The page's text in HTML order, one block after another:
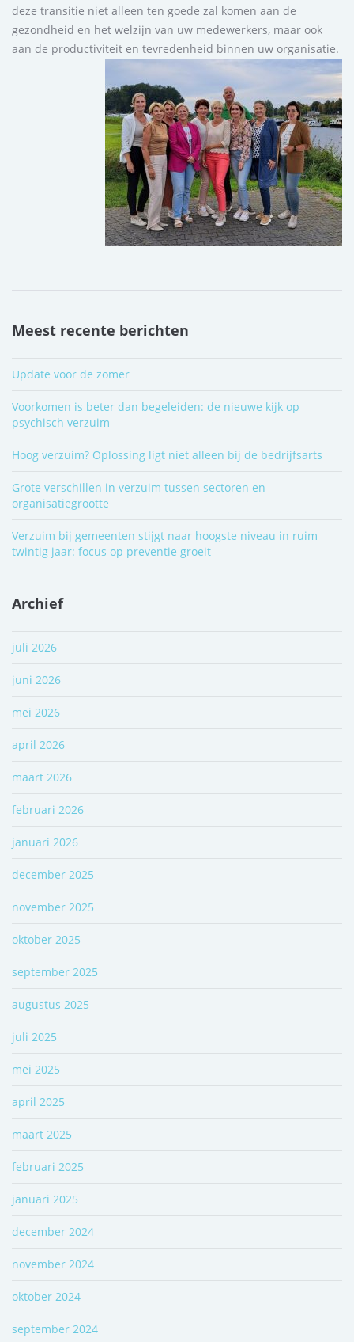
deze transitie niet alleen ten goede zal komen aan de
gezondheid en het welzijn van uw medewerkers, maar ook
aan de productiviteit en tevredenheid binnen uw organisatie.
Meest recente berichten
Update voor de zomer
Voorkomen is beter dan begeleiden: de nieuwe kijk op
psychisch verzuim
Hoog verzuim? Oplossing ligt niet alleen bij de bedrijfsarts
Grote verschillen in verzuim tussen sectoren en
organisatiegrootte
Verzuim bij gemeenten stijgt naar hoogste niveau in ruim
twintig jaar: focus op preventie groeit
Archief
juli 2026
juni 2026
mei 2026
april 2026
maart 2026
februari 2026
januari 2026
december 2025
november 2025
oktober 2025
september 2025
augustus 2025
juli 2025
mei 2025
april 2025
maart 2025
februari 2025
januari 2025
december 2024
november 2024
oktober 2024
september 2024